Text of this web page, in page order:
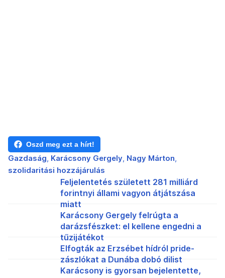
Oszd meg ezt a hírt!
Gazdaság Karácsony Gergely Nagy Márton
szolidaritási hozzájárulás
Feljelentetés született 281 milliárd
forintnyi állami vagyon átjátszása
miatt
Karácsony Gergely felrúgta a
darázsfészket: el kellene engedni a
tűzijátékot
Elfogták az Erzsébet hídról pride-
zászlókat a Dunába dobó dilist
Karácsony is gyorsan bejelentette,